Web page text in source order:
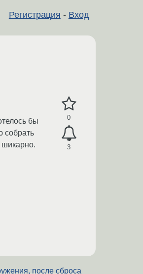
Регистрация - Вход
0
3
бы
собрать
шикарно.
после сброса